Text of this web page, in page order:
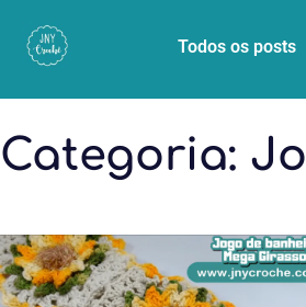
Todos os posts
Categoria: